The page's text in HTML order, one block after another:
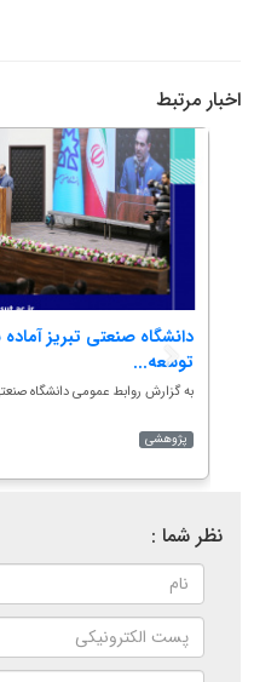
اخبار مرتبط
دانشگاه صنعتی تبریز
توسعه...
به گزارش روابط عمومی دانشگاه
پژوهشی
نظر شما :